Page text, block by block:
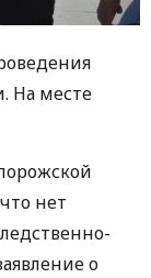
На месте
нет
о